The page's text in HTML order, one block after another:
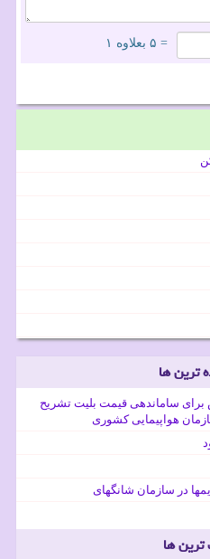
= ۵ بعلاوه ۱
ترین ها
ساماندهی قیمت بلیت تشریح
هواپیمایی کشوری
در سازمان شانگهای
ها